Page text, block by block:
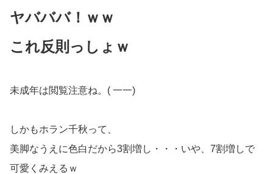
ヤバババ！ｗｗ
これ反則っしょｗ
未成年は閲覧注意ね。( 一一)
しかもホラン千秋って、
美脚なうえに色白だから3割増し・・・いや、7割増しで
可愛くみえるｗ